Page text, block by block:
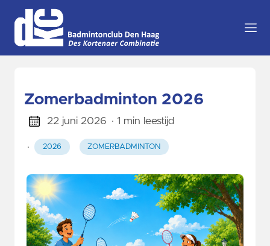
Zomerbadminton 2026
22 juni 2026 · 1 min leestijd
· 2026 ZOMERBADMINTON